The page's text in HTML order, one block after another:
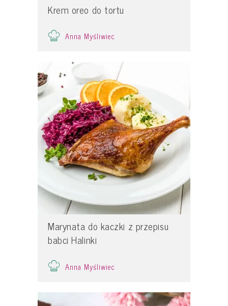
Krem oreo do tortu
Anna Myśliwiec
Marynata do kaczki z przepisu
babci Halinki
Anna Myśliwiec